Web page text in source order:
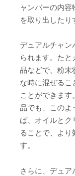
ャンバーの内
を取り出したり
デュアルチャン
られます。た
品などで、粉末
な時に混ぜるこ
ことができま
品でも、このよ
ば、オイルと
ることで、より
す。
さらに、デュ